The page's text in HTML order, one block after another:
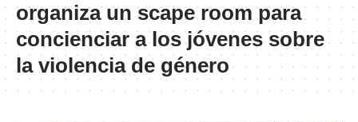
organiza un scape room para
concienciar a los jóvenes sobre
la violencia de género